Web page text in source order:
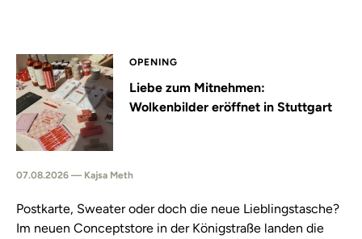
OPENING
Liebe zum Mitnehmen:
Wolkenbilder eröffnet in Stuttgart
07.08.2026 — Kajsa Meth
Postkarte, Sweater oder doch die neue Lieblingstasche?
Im neuen Conceptstore in der Königstraße landen die